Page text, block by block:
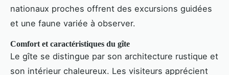
nationaux proches offrent des excursions guidées
et une faune variée à observer.
Comfort et caractéristiques du gîte
Le gîte se distingue par son architecture rustique et
son intérieur chaleureux. Les visiteurs apprécient